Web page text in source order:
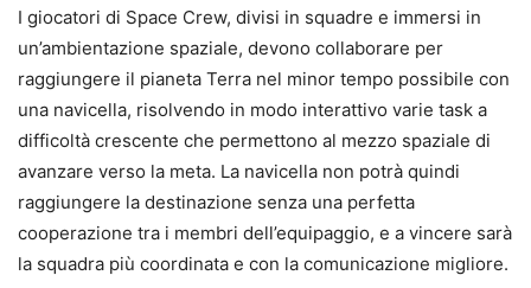
I giocatori di Space Crew, divisi in squadre e immersi in
un’ambientazione spaziale, devono collaborare per
raggiungere il pianeta Terra nel minor tempo possibile con
una navicella, risolvendo in modo interattivo varie task a
difficoltà crescente che permettono al mezzo spaziale di
avanzare verso la meta. La navicella non potrà quindi
raggiungere la destinazione senza una perfetta
cooperazione tra i membri dell’equipaggio, e a vincere sarà
la squadra più coordinata e con la comunicazione migliore.